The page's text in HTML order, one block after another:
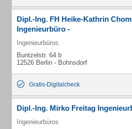
Dipl.-Ing. FH Heike-Kathrin
Ingenieurbüro -
Ingenieurbüros
Buntzelstr. 64 b
12526 Berlin - Bohnsdorf
Gratis-Digitalcheck
Dipl.-Ing. Mirko Freitag
Ingenieurbüros